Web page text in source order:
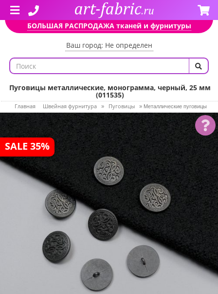
БОЛЬШАЯ РАСПРОДАЖА тканей и фурнитуры
Ваш город: Не определен
Пуговицы металлические, монограмма, черный, 25 мм
(011535)
Главная Швейная фурнитура » Пуговицы » Металлические пуговицы
SALE 35%